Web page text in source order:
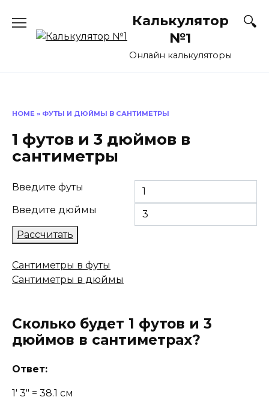
содержанию
Калькулятор
№1
Онлайн калькуляторы
HOME » ФУТЫ И ДЮЙМЫ В САНТИМЕТРЫ
1 футов и 3 дюймов в
сантиметры
Введите футы
Введите дюймы
Рассчитать
Сантиметры в футы
Сантиметры в дюймы
Сколько будет 1 футов и 3
дюймов в сантиметрах?
Ответ:
1' 3" = 38.1 см